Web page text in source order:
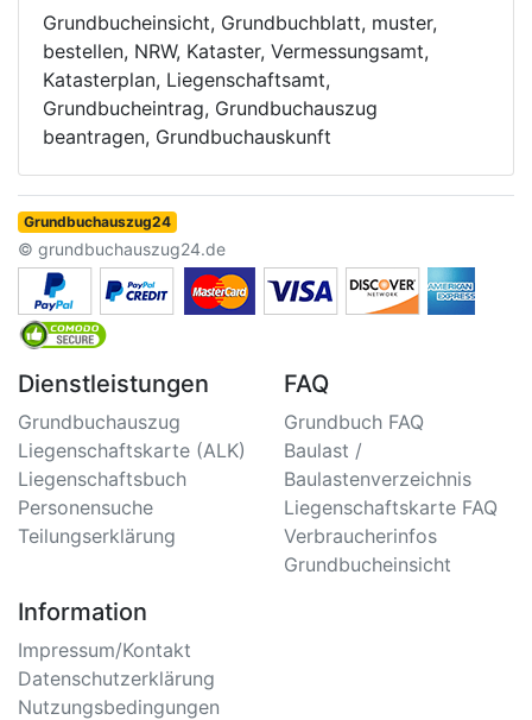
Grundbucheinsicht, Grundbuchblatt, muster,
bestellen, NRW, Kataster, Vermessungsamt,
Katasterplan, Liegenschaftsamt,
Grundbucheintrag, Grundbuchauszug
beantragen, Grundbuchauskunft
Grundbuchauszug24
© grundbuchauszug24.de
Dienstleistungen
Grundbuchauszug
Liegenschaftskarte (ALK)
Liegenschaftsbuch
Personensuche
Teilungserklärung
FAQ
Grundbuch FAQ
Baulast /
Baulastenverzeichnis
Liegenschaftskarte FAQ
Verbraucherinfos
Grundbucheinsicht
Information
Impressum/Kontakt
Datenschutzerklärung
Nutzungsbedingungen